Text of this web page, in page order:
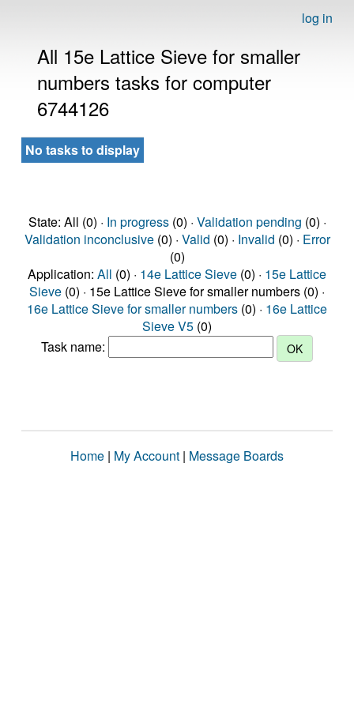
log in
All 15e Lattice Sieve for smaller
numbers tasks for computer
6744126
No tasks to display
State: All (0) · In progress(0) · Validation pending (0) ·
Validation inconclusive(0) · Valid (0) · Invalid (0) · Error
(0)
Application: All (0) · 14e Lattice Sieve (0) · 15e Lattice
Sieve (0) · 15e Lattice Sieve for smaller numbers (0) ·
16e Lattice Sieve for smaller numbers (0) · 16e Lattice
Sieve V5 (0)
Task name:
Home | My Account | Message Boards